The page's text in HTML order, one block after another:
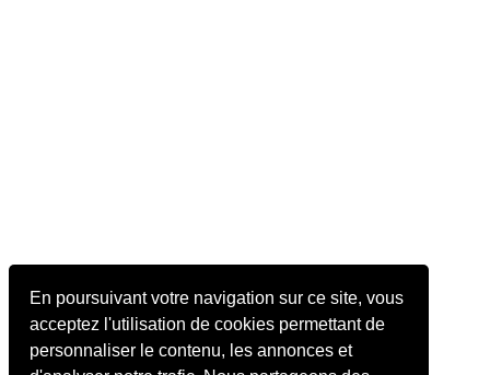
En poursuivant votre navigation sur ce site, vous
acceptez l'utilisation de cookies permettant de
personnaliser le contenu, les annonces et